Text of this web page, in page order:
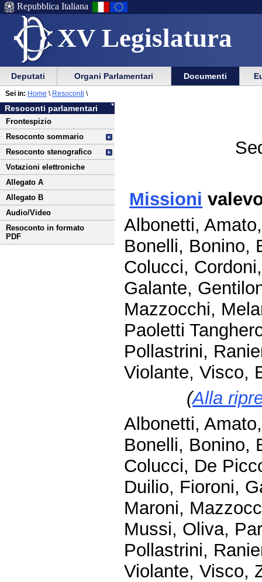
XV Legislatura
Menu
di
ausilio
alla
navigazione
Vai
Menu
di
navigazione
principale
Repubblica Italiana
Menu
di
navigazione
principale
Vai
menu
di
sezione
Deputati Organi Parlamentari Documenti
Vai
al
contenuto
Resoconti parlamentari
Frontespizio
Resoconto sommario
Resoconto stenografico
Votazioni elettroniche
Allegato A
Allegato B
Audio/Video
Resoconto in formato
PDF
Sei in: Home \ Resoconti \
Missioni
Albonetti,
Bonelli, Bonino,
Colucci,
Galante,
Mazzocchi,
Paoletti
Pollastrini,
Violante, Visco,
(Alla
Albonetti,
Bonelli, Bonino,
Colucci, De
Duilio, Fioroni,
Maroni,
Mussi, Oliva,
Pollastrini,
Violante, Visco,